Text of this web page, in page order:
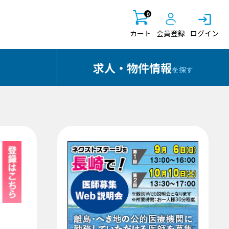
0
カート 会員登録 ログイン
求人・物件情報を探す